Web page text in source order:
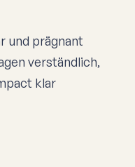
und prägnant
verständlich,
klar